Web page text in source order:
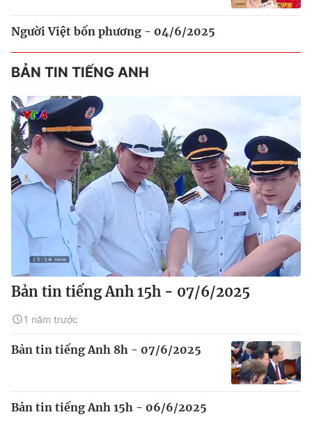
Người Việt bốn phương - 04/6/2025
BẢN TIN TIẾNG ANH
Bản tin tiếng Anh 15h - 07/6/2025
1 năm trước
Bản tin tiếng Anh 8h - 07/6/2025
Bản tin tiếng Anh 15h - 06/6/2025